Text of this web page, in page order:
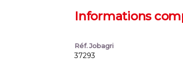
Informations
Réf. Jobagri
37293